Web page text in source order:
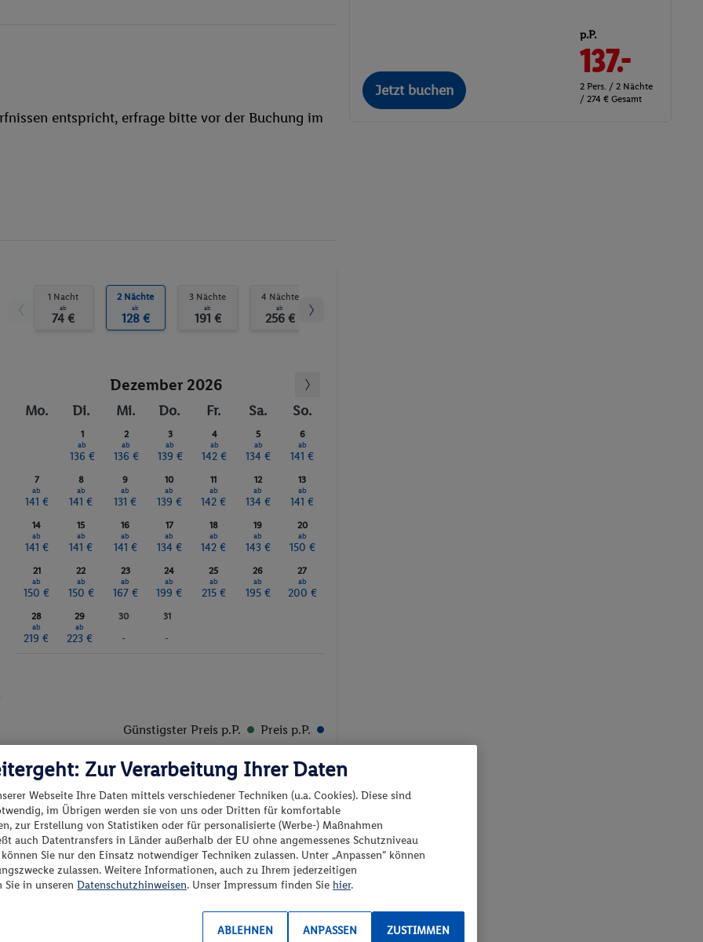
Fitness-Studio
entspricht, erfrage bitte vor der Buchung im
1 Nacht
ab
74 €
2 Nächte
ab
128 €
3 Nächte
ab
191 €
4 Nächte
ab
256 €
Dezember 2026
Mo. Di. Mi. Do. Fr. Sa. So.
1
ab
136 €
2
ab
136 €
3
ab
139 €
4
ab
142 €
5
ab
134 €
6
ab
141 €
7
ab
141 €
8
ab
141 €
9
ab
131 €
10
ab
139 €
11
ab
142 €
12
ab
134 €
13
ab
141 €
14
ab
141 €
15
ab
141 €
16
ab
141 €
17
ab
134 €
18
ab
142 €
19
ab
143 €
20
ab
150 €
21
ab
150 €
22
ab
150 €
23
ab
167 €
24
ab
199 €
25
ab
215 €
26
ab
195 €
27
ab
200 €
28
ab
219 €
29
ab
223 €
30
-
31
-
Günstigster Preis p.P. Preis p.P.
los?
Preis aufsteigend
Jetzt buchen
p.P.
137.-
2 Pers. / 2 Nächte
/ 274 € Gesamt
Zur Verarbeitung Ihrer Daten
Webseite Ihre Daten mittels verschiedener Techniken (u.a. Cookies). Diese sind
im Übrigen werden sie von uns oder Dritten für komfortable
zur Erstellung von Statistiken oder für personalisierte (Werbe-) Maßnahmen
auch Datentransfers in Länder außerhalb der EU ohne angemessenes Schutzniveau
Sie nur den Einsatz notwendiger Techniken zulassen. Unter „Anpassen“ können
zulassen. Weitere Informationen, auch zu Ihrem jederzeitigen
in unseren Datenschutzhinweisen. Unser Impressum finden Sie hier.
ZUSTIMMEN
ANPASSEN
ABLEHNEN